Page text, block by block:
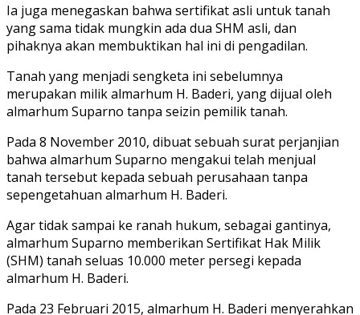
Ia juga menegaskan bahwa sertifikat asli untuk tanah
yang sama tidak mungkin ada dua SHM asli, dan
pihaknya akan membuktikan hal ini di pengadilan.
Tanah yang menjadi sengketa ini sebelumnya
merupakan milik almarhum H. Baderi, yang dijual oleh
almarhum Suparno tanpa seizin pemilik tanah.
Pada 8 November 2010, dibuat sebuah surat perjanjian
bahwa almarhum Suparno mengakui telah menjual
tanah tersebut kepada sebuah perusahaan tanpa
sepengetahuan almarhum H. Baderi.
Agar tidak sampai ke ranah hukum, sebagai gantinya,
almarhum Suparno memberikan Sertifikat Hak Milik
(SHM) tanah seluas 10.000 meter persegi kepada
almarhum H. Baderi.
Pada 23 Februari 2015, almarhum H. Baderi menyerahkan